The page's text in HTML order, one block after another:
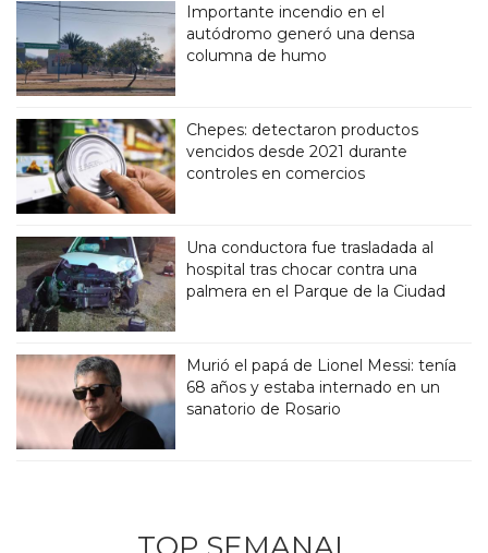
Importante incendio en el
autódromo generó una densa
columna de humo
Chepes: detectaron productos
vencidos desde 2021 durante
controles en comercios
Una conductora fue trasladada al
hospital tras chocar contra una
palmera en el Parque de la Ciudad
Murió el papá de Lionel Messi: tenía
68 años y estaba internado en un
sanatorio de Rosario
TOP SEMANAL